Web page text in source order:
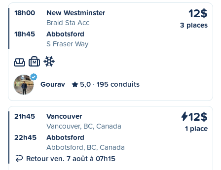
18h00
New Westminster
Braid Sta Acc
18h45
Abbotsford
S Fraser Way
12$
3 places
M
Gourav 5,0 195 conduits
21h45
Vancouver
Vancouver, BC, Canada
22h45
Abbotsford
Abbotsford, BC, Canada
Retour ven. 7 août à 07h15
12$
1 place